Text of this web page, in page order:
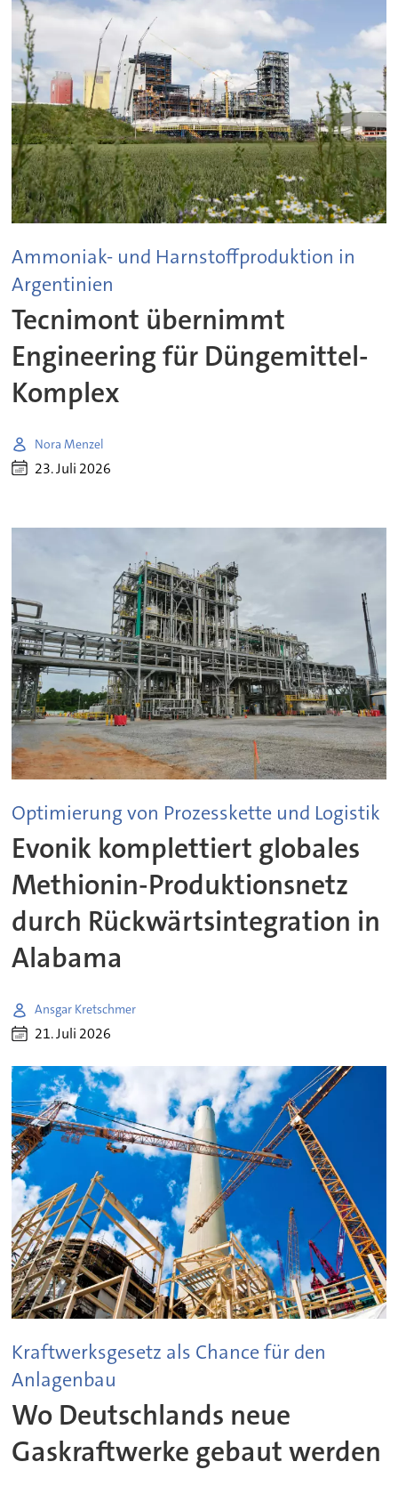
Ammoniak- und Harnstoffproduktion in
Argentinien
Tecnimont übernimmt
Engineering für Düngemittel-
Komplex
Nora Menzel
23. Juli 2026
Optimierung von Prozesskette und Logistik
Evonik komplettiert globales
Methionin-Produktionsnetz
durch Rückwärtsintegration in
Alabama
Ansgar Kretschmer
21. Juli 2026
Kraftwerksgesetz als Chance für den
Anlagenbau
Wo Deutschlands neue
Gaskraftwerke gebaut werden